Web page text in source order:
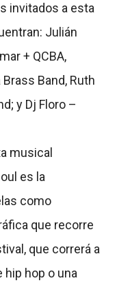
invitados a esta
Julián
+ QCBA,
Band, Ruth
y Dj Floro –
musical
es la
como
que recorre
que correrá a
hip hop o una